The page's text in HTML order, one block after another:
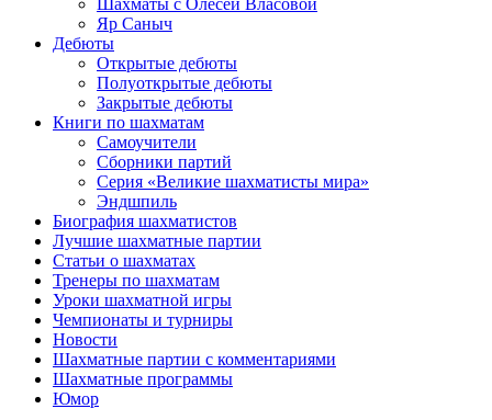
Шахматы с Олесей Власовой
Яр Саныч
Дебюты
Открытые дебюты
Полуоткрытые дебюты
Закрытые дебюты
Книги по шахматам
Самоучители
Сборники партий
Серия «Великие шахматисты мира»
Эндшпиль
Биография шахматистов
Лучшие шахматные партии
Статьи о шахматах
Тренеры по шахматам
Уроки шахматной игры
Чемпионаты и турниры
Новости
Шахматные партии с комментариями
Шахматные программы
Юмор